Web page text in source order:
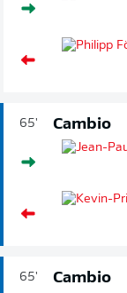
65' Cambio
65' Cambio